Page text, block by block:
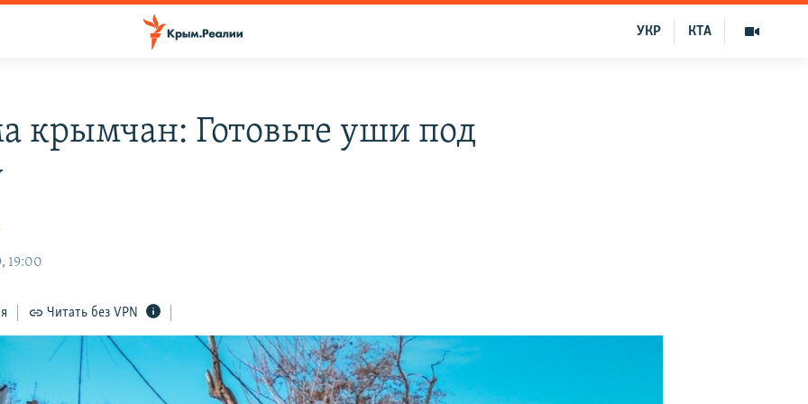
КТА
УКР
крымчан: Готовьте уши под
19:00
Читать без VPN